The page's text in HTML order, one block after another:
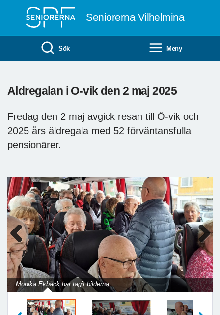
Seniorerna Vilhelmina
Sök Meny
Äldregalan i Ö-vik den 2 maj 2025
Fredag den 2 maj avgick resan till Ö-vik och
2025 års äldregala med 52 förväntansfulla
pensionärer.
Monika Ekbäck har tagit bilderna.
Previous Next